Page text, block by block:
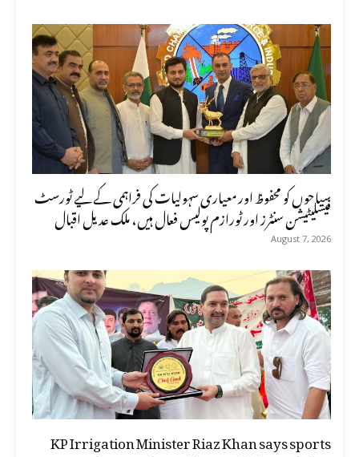
سیاحوں کو محفوظ اور معیاری سہولیات کی فراہمی کے لیے ٹورسٹ
فیسلیٹیشن سنٹرز اور ٹورازم پولیس فعال ہیں، ملک عدیل اقبال
August 7, 2026
KP Irrigation Minister Riaz Khan says sports